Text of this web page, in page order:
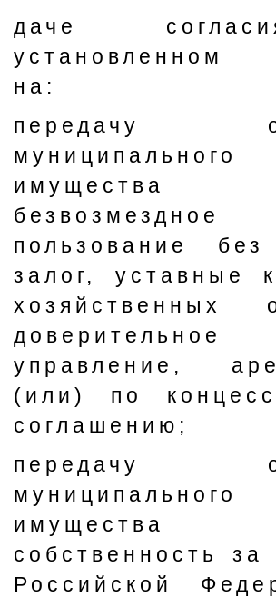
даче
установленном
на:
передачу
муниципального
безвозмездное
пользование без
залог, уставные
хозяйственных
доверительное
управление,
(или) по
соглашению;
передачу
муниципального
собственность за
Российской